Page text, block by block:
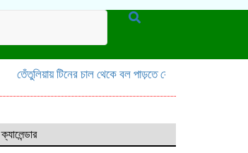
তেঁতুলিয়ায় টিনের চাল থেকে বল পাড়তে যেয়ে মাদ্রাসা ছাত্রের
ক্যালেন্ডার